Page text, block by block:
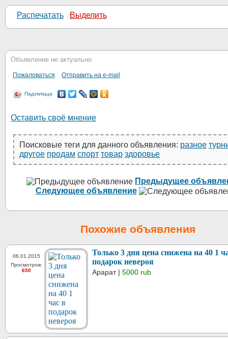
Распечатать Выделить
Объявление не актуально
Пожаловаться Отправить на e-mail
Падзяліцца
Оставить своё мнение
Поисковые теги для данного объявления: разное
другое продам спорт товар здоровье
Предыдущее
Следующее объявление
Похожие объявления
06.01.2015
Просмотров:
650
Только 3 дня цена снижена на 40 1
подарок невероя
Арарат | 5000 rub